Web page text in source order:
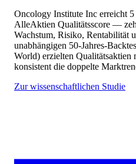
Oncology Institute Inc erreicht 5
AlleAktien Qualitätsscore —
Wachstum, Risiko, Rentabilität
unabhängigen 50-Jahres-
World) erzielten Qualitätsaktien
konsistent die doppelte
Zur wissenschaftlichen Studie